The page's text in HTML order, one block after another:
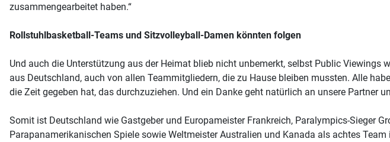
zusammengearbeitet haben.“
Rollstuhlbasketball-Teams und Sitzvolleyball-Damen könnten folgen
Und auch die Unterstützung aus der Heimat blieb nicht unbemerkt, selbst Public Viewings
aus Deutschland, auch von allen Teammitgliedern, die zu Hause bleiben mussten. Alle
die Zeit gegeben hat, das durchzuziehen. Und ein Danke geht natürlich an unsere Partner
Somit ist Deutschland wie Gastgeber und Europameister Frankreich, Paralympics-Sieger
Parapanamerikanischen Spiele sowie Weltmeister Australien und Kanada als achtes